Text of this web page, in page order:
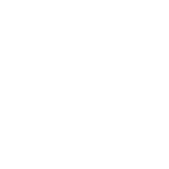
elektrarny.cz